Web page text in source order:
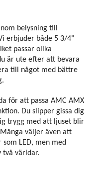
belysning till
erbjuder både 5 3/4"
passar olika
är ute efter att bevara
till något med bättre
för att passa AMC AMX
Du slipper gissa dig
trygg med att ljuset blir
väljer även att
LED, men med
två världar.